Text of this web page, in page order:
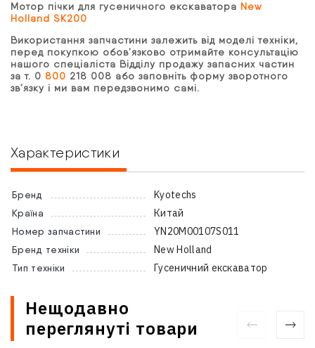
Мотор пічки для гусеничного екскаватора New
Holland SK200
Використання запчастини залежить від моделі техніки,
перед покупкою обов’язково отримайте консультацію
нашого спеціаліста Відділу продажу запасних частин
за т. 0 800 218 008 або заповніть форму зворотного
зв’язку і ми вам передзвонимо самі.
Характеристики
Бренд Kyotechs
Країна Китай
Номер запчастини YN20M00107S011
Бренд техніки New Holland
Тип техніки Гусеничний екскаватор
Нещодавно
переглянуті товари